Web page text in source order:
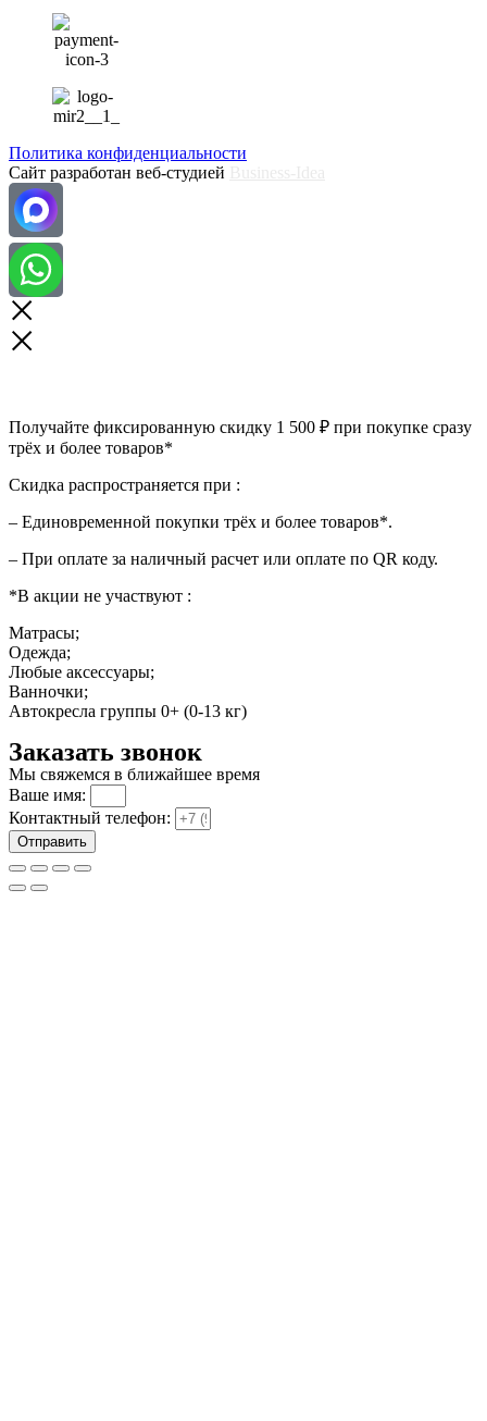
Политика конфиденциальности
Сайт разработан веб-студией
Получайте фиксированную скидку 1 500 ₽ при покупке сразу
трёх и более товаров*
Скидка распространяется при :
– Единовременной покупки трёх и более товаров*.
– При оплате за наличный расчет или оплате по QR коду.
*В акции не участвуют :
Матрасы;
Одежда;
Любые аксессуары;
Ванночки;
Автокресла группы 0+ (0-13 кг)
Заказать звонок
Мы свяжемся в ближайшее время
Ваше имя:
Контактный телефон:
Отправить